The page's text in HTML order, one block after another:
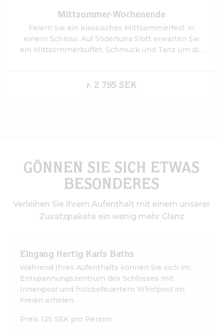
Mittsommer-Wochenende
Feiern Sie ein klassisches Mittsommerfest in
einem Schloss. Auf Södertuna Slott erwarten Sie
ein Mittsommerbuffet, Schmuck und Tanz um die
Übernachtung im Doppelzimmer.
P. 2 795 SEK
GÖNNEN SIE SICH ETWAS
BESONDERES
Verleihen Sie Ihrem Aufenthalt mit einem unserer
Zusatzpakete ein wenig mehr Glanz
Eingang Hertig Karls Baths
Während Ihres Aufenthalts können Sie sich im
Entspannungszentrum des Schlosses mit
Innenpool und holzbefeuertem Whirlpool im
Freien erholen.
Preis 125 SEK pro Person